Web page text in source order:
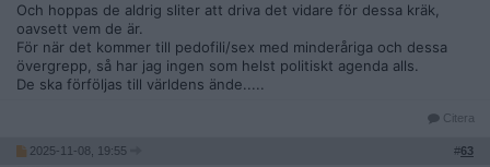
Och hoppas de aldrig sliter att driva det vidare för dessa kräk,
oavsett vem de är.
För när det kommer till pedofili/sex med minderåriga och dessa
övergrepp, så har jag ingen som helst politiskt agenda alls.
De ska förföljas till världens ände.....
Citera
2025-11-08, 19:55 #63